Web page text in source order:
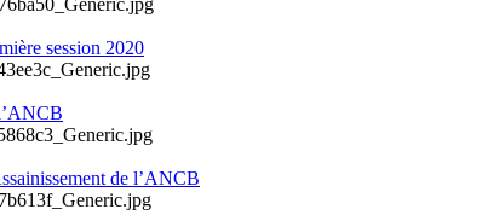
session 2020
de l’ANCB